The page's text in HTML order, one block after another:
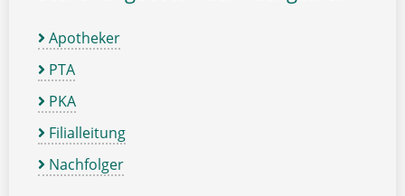
Apotheker
PTA
PKA
Filialleitung
Nachfolger